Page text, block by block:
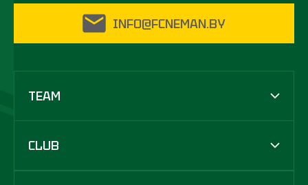
INFO@FCNEMAN.BY
TEAM
CLUB